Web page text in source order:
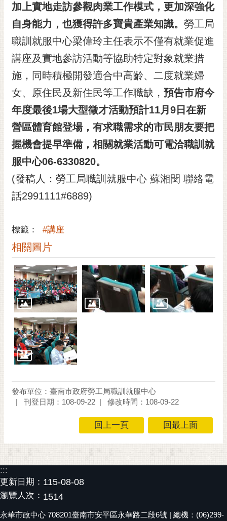
日
本
語
隱
私
權
及
安
全
政
策
網
資
料
宣
告
市
府
交
通
位
置
加上實地走訪參觀肉業工作模式，更加深強化
自身能力，也獲得許多寶貴產業知識。 勞工局
職訓就服中心梁偉玲主任表示不僅有就業促進
講座及實地參訪活動等協助特定對象就業措
施，同時積極開發適合中高齡、二度就業婦
女、原住民及新住民等工作職缺， 預告市府今
年度最後1場大型徵才活動預計11月9日在新
營區體育館登場，有求職需求的市民朋友要把
握機會提早準備，相關就業活動可電洽職訓就
服中心06-6330820。
(發稿人：勞工局職訓就服中心 蘇湘閔 聯絡電
話2991111#6889)
標籤： #講座
相關圖片
發布單位：臺南市政府勞工局職訓就服中心
刊登日期：108-09-22
修改時間：108-09-22
回上一頁 回最上面
:::
更新日期： 115-08-08
瀏覽人次： 1514
永華市政中心 708201臺南市安平區永華路二段6號 | 總機：(06)299-